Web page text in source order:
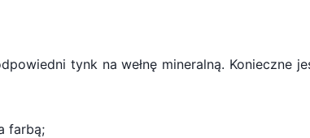
tynk na wełnę mineralną. Konieczne
farbą;